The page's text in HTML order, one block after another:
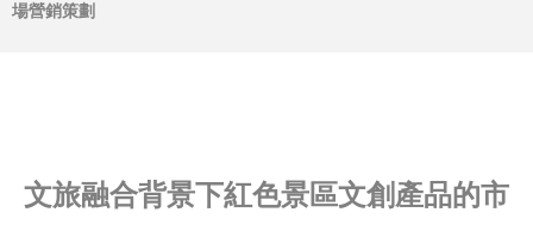
場營銷策劃
文旅融合背景下紅色景區文創產品的市